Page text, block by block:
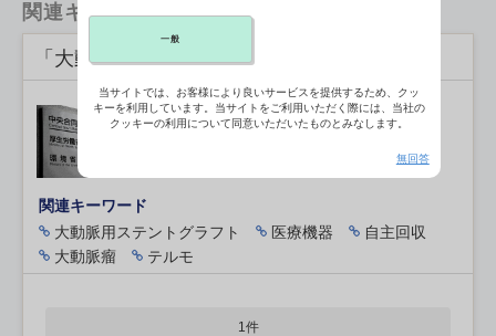
関連キーワード一覧
「大動脈瘤」に関連する記事
大動脈用ステントグラフト123本を自
関連キーワード
大動脈用ステントグラフト
医療機器
自主回収
大動脈瘤
テルモ
1件
一般
当サイトでは、お客様により良いサービスを提供するため、クッ
キーを利用しています。当サイトをご利用いただく際には、当社の
クッキーの利用について同意いただいたものとみなします。
無回答